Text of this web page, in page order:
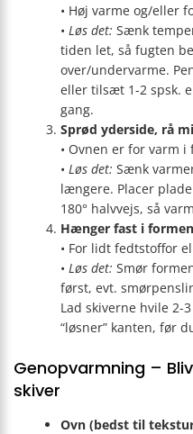
• Høj varme og/eller
•Løs det: Sænk
tiden let, så fugten
over/undervarme.
eller tilsæt 1-2 spsk.
gang.
Sprød yderside, rå
• Ovnen er for varm
•Løs det: Sænk
længere. Placer
180° halvvejs, så
Hænger fast i formen
• For lidt fedtstoffor
•Løs det: Smør
først, evt.
Lad skiverne hvile 2-
“løsner” kanten, før
Genopvarmning –
skiver
Ovn (bedst til